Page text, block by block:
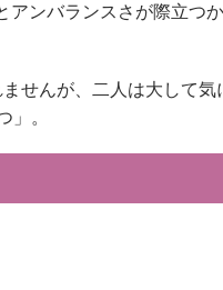
ンバランスさが際立つ
せんが、二人は大して
」。